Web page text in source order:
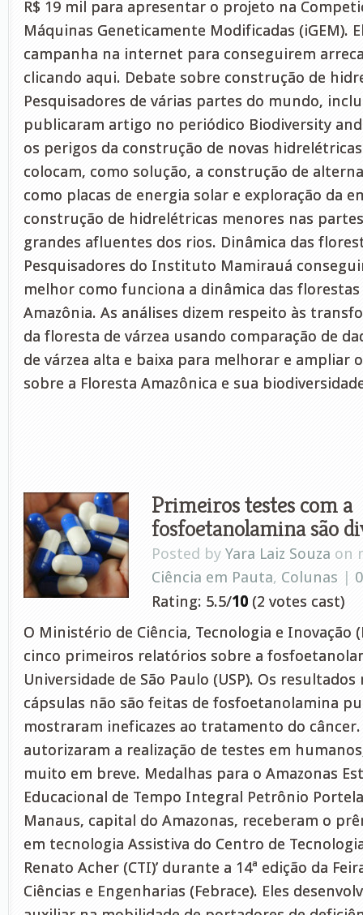
R$ 19 mil para apresentar o projeto na
Máquinas Geneticamente Modificadas (iGEM).
campanha na internet para conseguirem
clicando aqui. Debate sobre construção de
Pesquisadores de várias partes do mundo,
publicaram artigo no periódico Biodiversity
os perigos da construção de novas
colocam, como solução, a construção de
como placas de energia solar e exploração da
construção de hidrelétricas menores nas
grandes afluentes dos rios. Dinâmica das
Pesquisadores do Instituto Mamirauá
melhor como funciona a dinâmica das florestas
Amazônia. As análises dizem respeito às
da floresta de várzea usando comparação de
de várzea alta e baixa para melhorar e ampliar
sobre a Floresta Amazônica e sua
Primeiros testes com a
fosfoetanolamina são
Posted by Yara Laiz Souza on
Ciência em Pauta, Colunas |
Rating: 5.5/10 (2 votes cast)
O Ministério de Ciência, Tecnologia e Inovação
cinco primeiros relatórios sobre a
Universidade de São Paulo (USP). Os
cápsulas não são feitas de fosfoetanolamina
mostraram ineficazes ao tratamento do
autorizaram a realização de testes em
muito em breve. Medalhas para o Amazonas
Educacional de Tempo Integral Petrônio
Manaus, capital do Amazonas, receberam o
em tecnologia Assistiva do Centro de
Renato Acher (CTI)’ durante a 14ª edição da
Ciências e Engenharias (Febrace). Eles